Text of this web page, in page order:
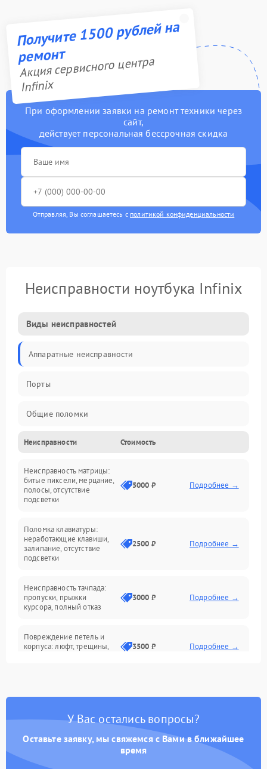
Получите 1500 рублей на
ремонт
Акция сервисного центра
Infinix
При оформлении заявки на ремонт техники через
сайт,
действует персональная бессрочная скидка
Отправляя, Вы соглашаетесь с политикой конфиденциальности
Неисправности ноутбука Infinix
Виды неисправностей
Аппаратные неисправности
Порты
Общие поломки
Устройства
Программные ошибки
Электрические и системные сбои
Интерфейсные проблемы
Батарея
Сеть и интернет
Неисправности Стоимость
Неисправность матрицы:
битые пиксели, мерцание,
полосы, отсутствие
подсветки
5000 ₽ Подробнее →
Поломка клавиатуры:
неработающие клавиши,
залипание, отсутствие
подсветки
2500 ₽ Подробнее →
Неисправность тачпада:
пропуски, прыжки
курсора, полный отказ
3000 ₽ Подробнее →
Повреждение петель и
корпуса: люфт, трещины,
3500 ₽ Подробнее →
быстрая разрядка,
2500 ₽ Подробнее →
Неисправность зарядного
питания
2000 ₽ Подробнее →
У Вас остались вопросы?
Оставьте заявку, мы свяжемся с Вами в ближайшее
время